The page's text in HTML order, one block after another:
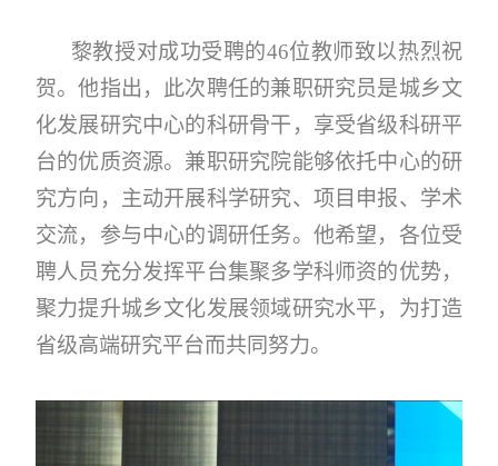
黎教授对成功受聘的46位教师致以热烈祝
贺。他指出，此次聘任的兼职研究员是城乡文
化发展研究中心的科研骨干，享受省级科研平
台的优质资源。兼职研究院能够依托中心的研
究方向，主动开展科学研究、项目申报、学术
交流，参与中心的调研任务。他希望，各位受
聘人员充分发挥平台集聚多学科师资的优势，
聚力提升城乡文化发展领域研究水平，为打造
省级高端研究平台而共同努力。